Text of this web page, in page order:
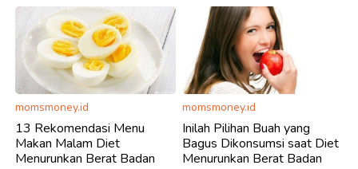
momsmoney.id
13 Rekomendasi Menu
Makan Malam Diet
Menurunkan Berat Badan
momsmoney.id
Inilah Pilihan Buah yang
Bagus Dikonsumsi saat Diet
Menurunkan Berat Badan